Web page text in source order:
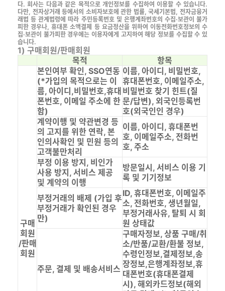
다. 회사는 다음과 같은 목적으로 개인정보를 수집하여 이용할 수 있습니다.
다만, 전자상거래 등에서의 소비자보호에 관한 법률, 국세기본법, 전자금융거
래법 등 관계법령에 따라 주민등록번호 및 은행계좌번호의 수집·보관이 불가
피한 경우나, 휴대폰 소액결제 등 요금정산을 위하여 이동전화번호정보의 수
집·보관이 불가피한 경우에는 이용자에게 고지하여 해당 정보를 수집할 수 있
습니다.
1) 구매회원/판매회원
목적
항목
구매
회원
/판매
회원
본인여부 확인, SSO연동
(*가입의 목적으로는 이
름, 아이디,비밀번호,휴대
폰번호, 이메일 주소에 한
함)
이름, 아이디, 비밀번호,
휴대폰번호, 이메일주소,
비밀번호 찾기 힌트(질
문/답변), 외국인등록번
호(외국인인 경우)
계약이행 및 약관변경 등
의 고지를 위한 연락, 본
인의사확인 및 민원 등의
고객불만처리
이름, 아이디, 휴대폰번
호, 이메일주소, 전화번
호, 주소
부정 이용 방지, 비인가
사용 방지, 서비스 제공
및 계약의 이행
방문일시, 서비스 이용 기
록 및 기기정보
부정거래의 배제 (가입 후
부정거래가 확인된 경우
만)
ID, 휴대폰번호, 이메일주
소, 전화번호, 생년월일,
부정거래사유, 탈퇴 시 회
원 상태값
주문, 결제 및 배송서비스
구매자정보, 상품 구매/취
소/반품/교환/환불 정보,
수령인정보,결제정보,송
장정보,은행계좌정보,휴
대폰번호(휴대폰결제
시), 해외카드정보(해외